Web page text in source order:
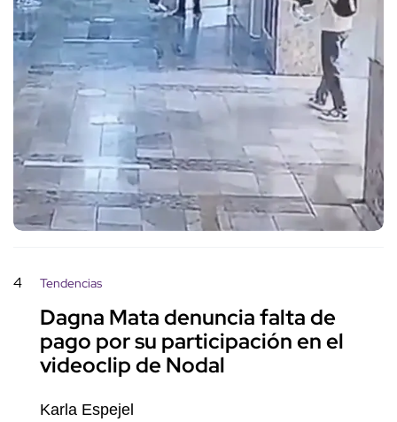
4 Tendencias
Dagna Mata denuncia falta de
pago por su participación en el
videoclip de Nodal
Karla Espejel